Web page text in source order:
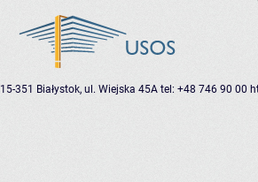
15-351 Białystok, ul. Wiejska 45A tel: +48 746 90 00